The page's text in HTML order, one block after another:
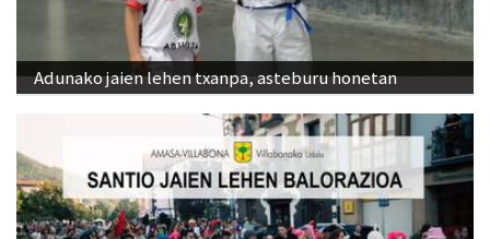
Adunako jaien lehen txanpa, asteburu honetan